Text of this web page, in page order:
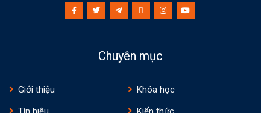
Chuyên mục
Giới thiệu
Khóa học